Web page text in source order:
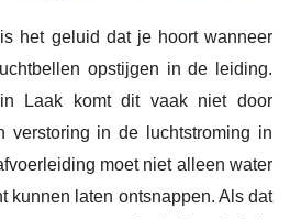
het geluid dat je hoort wanneer
opstijgen in de leiding.
Laak komt dit vaak niet door
verstoring in de luchtstroming in
moet niet alleen water
kunnen laten ontsnappen. Als dat